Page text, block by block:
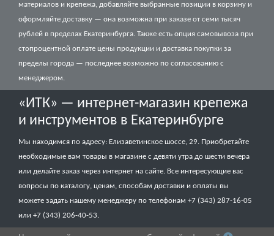
материалов и крепежа, добавляйте выбранные позиции в корзину и
оформляйте доставку — она возможна при заказе от семи тысяч
рублей в пределах Екатеринбурга. Также есть опция самовывоза при
стопроцентной оплате цены продукции и доставка покупки за
пределы города — последнее возможно по согласованию с
менеджером.
«‎ИТК» — интернет-магазин крепежа
и инструментов в Екатеринбурге
Мы находимся по адресу: Елизаветинское шоссе, 29. Приобретайте
необходимые вам товары в магазине с девяти утра до шести вечера
или делайте заказ через интернет на сайте. Все интересующие вас
вопросы по каталогу, ценам, способам доставки и оплаты вы
можете задать нашему менеджеру по телефонам +7 (343) 287-16-05
или +7 (343) 206-40-53.